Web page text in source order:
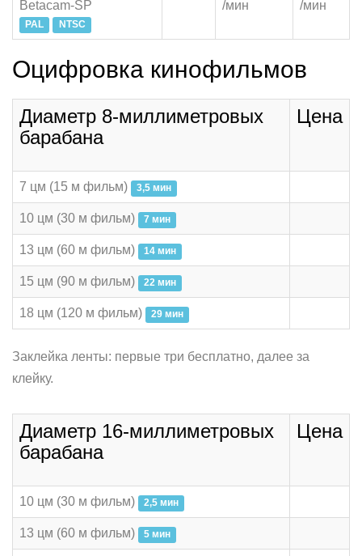
Betacam-SP
PAL NTSC
/мин /мин
Оцифровка кинофильмов
Диаметр 8-миллиметровых
барабана
Цена
7 цм (15 м фильм) 3,5 мин
10 цм (30 м фильм) 7 мин
13 цм (60 м фильм) 14 мин
15 цм (90 м фильм) 22 мин
18 цм (120 м фильм) 29 мин
Заклейка ленты: первые три бесплатно, далее за
клейку.
Диаметр 16-миллиметровых
барабана
Цена
10 цм (30 м фильм) 2,5 мин
13 цм (60 м фильм) 5 мин